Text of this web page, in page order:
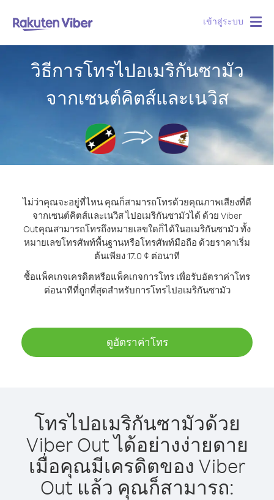
เข้าสู่ระบบ
วิธีการโทรไปอเมริกันซามัว
จากเซนต์คิตส์และเนวิส
ไม่ว่าคุณจะอยู่ที่ไหน คุณก็สามารถโทรด้วยคุณภาพเสียงที่ดี
จากเซนต์คิตส์และเนวิส ไปอเมริกันซามัวได้ ด้วย Viber
Outคุณสามารถโทรถึงหมายเลขใดก็ได้ในอเมริกันซามัว ทั้ง
หมายเลขโทรศัพท์พื้นฐานหรือโทรศัพท์มือถือ ด้วยราคาเริ่ม
ต้นเพียง 17.0 ¢ ต่อนาที
ซื้อแพ็คเกจเครดิตหรือแพ็คเกจการโทร เพื่อรับอัตราค่าโทร
ต่อนาทีที่ถูกที่สุดสำหรับการโทรไปอเมริกันซามัว
ดูอัตราค่าโทร
โทรไปอเมริกันซามัวด้วย
Viber Out ได้อย่างง่ายดาย
เมื่อคุณมีเครดิตของ Viber
Out แล้ว คุณก็สามารถ: